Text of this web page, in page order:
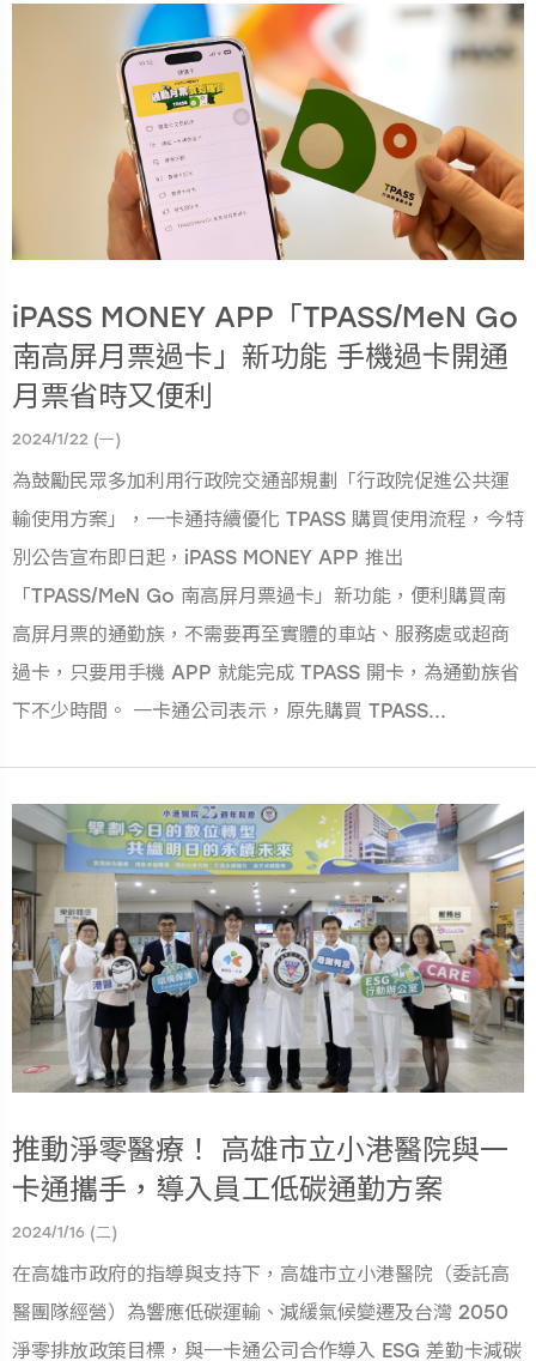
iPASS MONEY APP「TPASS/MeN Go
南高屏月票過卡」新功能 手機過卡開通
月票省時又便利
2024/1/22 (一)
為鼓勵民眾多加利用行政院交通部規劃「行政院促進公共運
輸使用方案」，一卡通持續優化 TPASS 購買使用流程，今特
別公告宣布即日起，iPASS MONEY APP 推出
「TPASS/MeN Go 南高屏月票過卡」新功能，便利購買南
高屏月票的通勤族，不需要再至實體的車站、服務處或超商
過卡，只要用手機 APP 就能完成 TPASS 開卡，為通勤族省
下不少時間。 一卡通公司表示，原先購買 TPASS...
推動淨零醫療！ 高雄市立小港醫院與一
卡通攜手，導入員工低碳通勤方案
2024/1/16 (二)
在高雄市政府的指導與支持下，高雄市立小港醫院（委託高
醫團隊經營）為響應低碳運輸、減緩氣候變遷及台灣 2050
淨零排放政策目標，與一卡通公司合作導入 ESG 差勤卡減碳